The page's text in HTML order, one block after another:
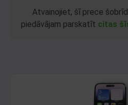
Atvainojiet, šī prece
piedāvājam parskatīt citas